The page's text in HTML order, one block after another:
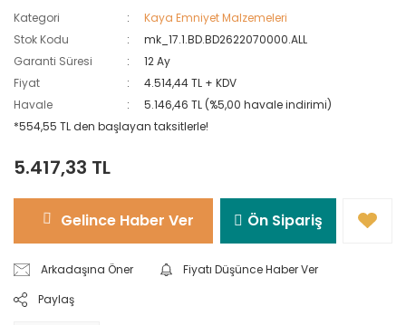
Kategori
Kaya Emniyet Malzemeleri
Stok Kodu
mk_17.1.BD.BD2622070000.ALL
Garanti Süresi
12 Ay
Fiyat
4.514,44 TL + KDV
Havale
5.146,46 TL (%5,00 havale indirimi)
*554,55 TL den başlayan taksitlerle!
5.417,33 TL
Gelince Haber Ver Ön Sipariş
Arkadaşına Öner
Fiyatı Düşünce Haber Ver
Paylaş